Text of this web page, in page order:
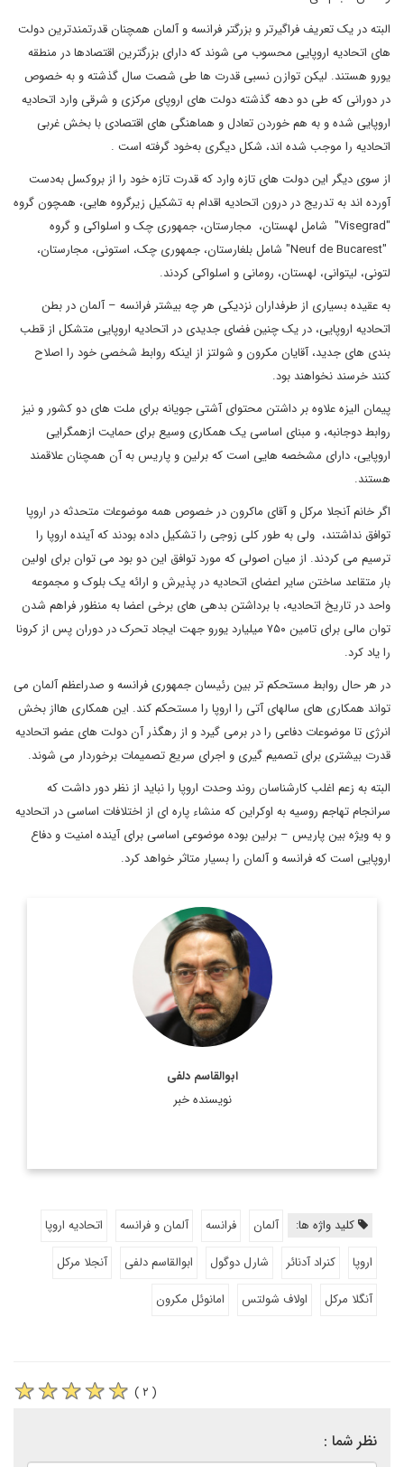
البته در یک تعریف فراگیرتر و بزرگتر فرانسه و آلمان همچنان قدرتمندترین دولت
های اتحادیه اروپایی محسوب می شوند که دارای بزرگترین اقتصادها در منطقه
یورو هستند. لیکن توازن نسبی قدرت ها طی شصت سال گذشته و به خصوص
در دورانی که طی دو دهه گذشته دولت های اروپای مرکزی و شرقی وارد اتحادیه
اروپایی شده و به هم خوردن تعادل و هماهنگی های اقتصادی با بخش غربی
اتحادیه را موجب شده اند، شکل دیگری به‌خود گرفته است .
از سوی دیگر این دولت های تازه وارد که قدرت تازه خود را از بروکسل به‌دست
آورده اند به تدریج در درون اتحادیه اقدام به تشکیل زیرگروه هایی، همچون گروه
"Visegrad" شامل لهستان، مجارستان، جمهوری چک و اسلواکی و گروه
"Neuf de Bucarest" شامل بلغارستان، جمهوری چک، استونی، مجارستان،
لتونی، لیتوانی، لهستان، رومانی و اسلواکی کردند.
به عقیده بسیاری از طرفداران نزدیکی هر چه بیشتر فرانسه – آلمان در بطن
اتحادیه اروپایی، در یک چنین فضای جدیدی در اتحادیه اروپایی متشکل از قطب
بندی های جدید، آقایان مکرون و شولتز از اینکه روابط شخصی خود را اصلاح
کنند خرسند نخواهند بود.
پیمان الیزه علاوه بر داشتن محتوای آشتی جویانه برای ملت های دو کشور و نیز
روابط دوجانبه، و مبنای اساسی یک همکاری وسیع برای حمایت ازهمگرایی
اروپایی، دارای مشخصه هایی است که برلین و پاریس به آن همچنان علاقمند
هستند.
اگر خانم آنجلا مرکل و آقای ماکرون در خصوص همه موضوعات متحدثه در اروپا
توافق نداشتند، ولی به طور کلی زوجی را تشکیل داده بودند که آینده اروپا را
ترسیم می کردند. از میان اصولی که مورد توافق این دو بود می توان برای اولین
بار متقاعد ساختن سایر اعضای اتحادیه در پذیرش و ارائه یک بلوک و مجموعه
واحد در تاریخ اتحادیه، با برداشتن بدهی های برخی اعضا به منظور فراهم شدن
توان مالی برای تامین ۷۵۰ میلیارد یورو جهت ایجاد تحرک در دوران پس از کرونا
را یاد کرد.
در هر حال روابط مستحکم تر بین رئیسان جمهوری فرانسه و صدراعظم آلمان می
تواند همکاری های سالهای آتی را اروپا را مستحکم کند. این همکاری هااز بخش
انرژی تا موضوعات دفاعی را در برمی گیرد و از رهگذر آن دولت های عضو اتحادیه
قدرت بیشتری برای تصمیم گیری و اجرای سریع تصمیمات برخوردار می شوند.
البته به زعم اغلب کارشناسان روند وحدت اروپا را نباید از نظر دور داشت که
سرانجام تهاجم روسیه به اوکراین که منشاء پاره ای از اختلافات اساسی در اتحادیه
و به ویژه بین پاریس – برلین بوده موضوعی اساسی برای آینده امنیت و دفاع
اروپایی است که فرانسه و آلمان را بسیار متاثر خواهد کرد.
ابوالقاسم دلفی
نویسنده خبر
سفیر پیشین ایران در فرانسه و کارشناس مسائل بین المللی و اروپا.
وی همچنین سابقه سفارت در شیلی، کلمبیا و صربستان را نیز در
کارنامه دیپلماتیک خود دارد.
اطلاعات بیشتر
کلید واژه ها: آلمان فرانسه آلمان و فرانسه
اتحادیه اروپا
اروپا
کنراد آدنائر شارل دوگول ابوالقاسم دلفی
آنجلا مرکل
آنگلا مرکل
اولاف شولتس امانوئل مکرون
( ۲ )
نظر شما :